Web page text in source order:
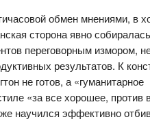
обмен мнениями, в
сторона явно
переговорным измором,
результатов. К
не готов, а «гуманитарное
«за все хорошее, против
научился эффективно